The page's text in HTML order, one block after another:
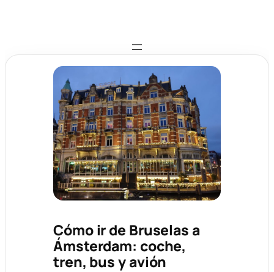
Cómo ir de Bruselas a
Ámsterdam: coche,
tren, bus y avión